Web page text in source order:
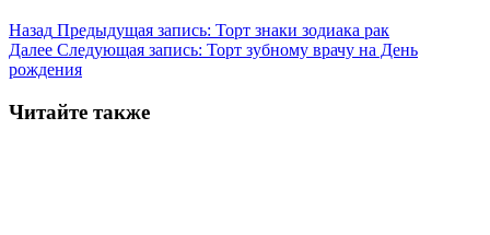
Назад Предыдущая запись: Торт знаки зодиака рак
Далее Следующая запись: Торт зубному врачу на День
рождения
Читайте также